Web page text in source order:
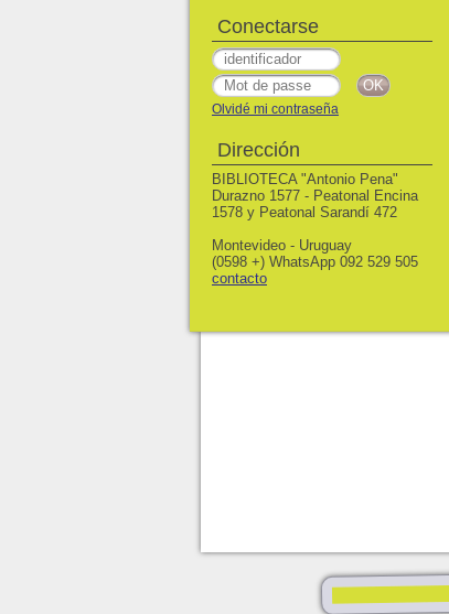
Conectarse
Olvidé mi contraseña
Dirección
BIBLIOTECA "Antonio Pena"
Durazno 1577 - Peatonal Encina
1578 y Peatonal Sarandí 472
Montevideo - Uruguay
(0598 +) WhatsApp 092 529 505
contacto